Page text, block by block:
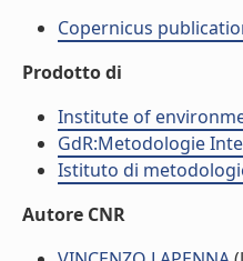
Copernicus
Prodotto di
Institute of
GdR:Metodologie
Istituto di
Autore CNR